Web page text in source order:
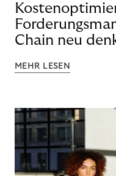
Chain neu
MEHR LESEN